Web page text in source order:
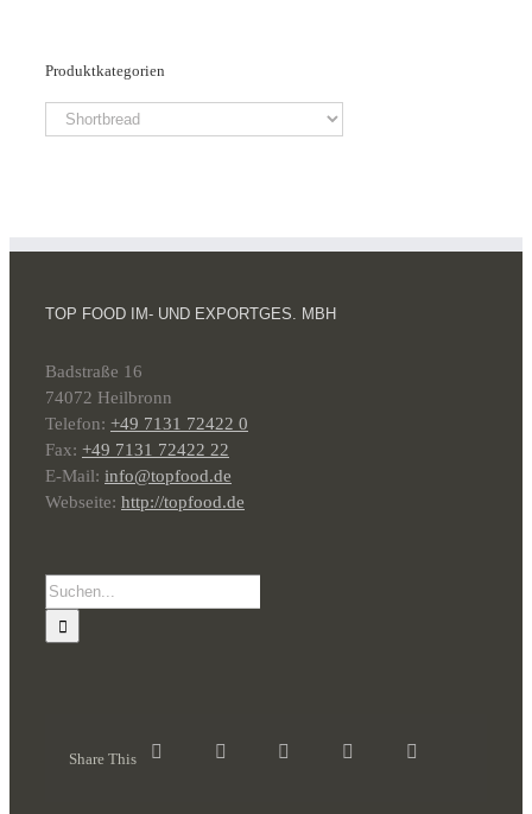
Produktkategorien
TOP FOOD IM- UND EXPORTGES. MBH
Badstraße 16
74072 Heilbronn
Telefon: +49 7131 72422 0
Fax: +49 7131 72422 22
E-Mail: info@topfood.de
Webseite: http://topfood.de
Suche
nach:
Share This